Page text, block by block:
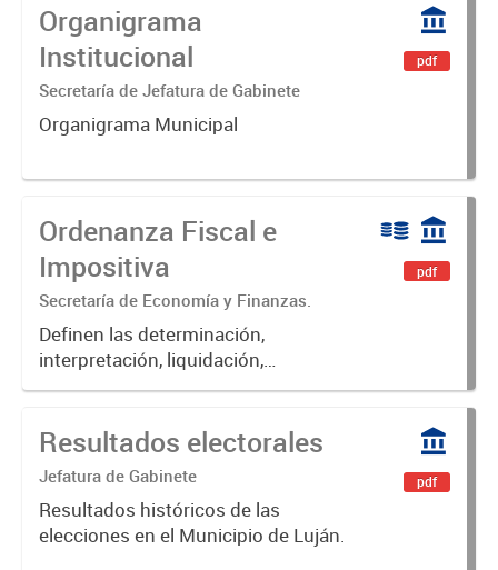
Organigrama
Institucional
Secretaría de Jefatura de Gabinete
Organigrama Municipal
pdf
Ordenanza Fiscal e
Impositiva
Secretaría de Economía y Finanzas.
Definen las determinación,
interpretación, liquidación,
fiscalización, pago, exenciones,
intereses de las obligaciones
pdf
Resultados electorales
Jefatura de Gabinete
Resultados históricos de las
elecciones en el Municipio de Luján.
pdf